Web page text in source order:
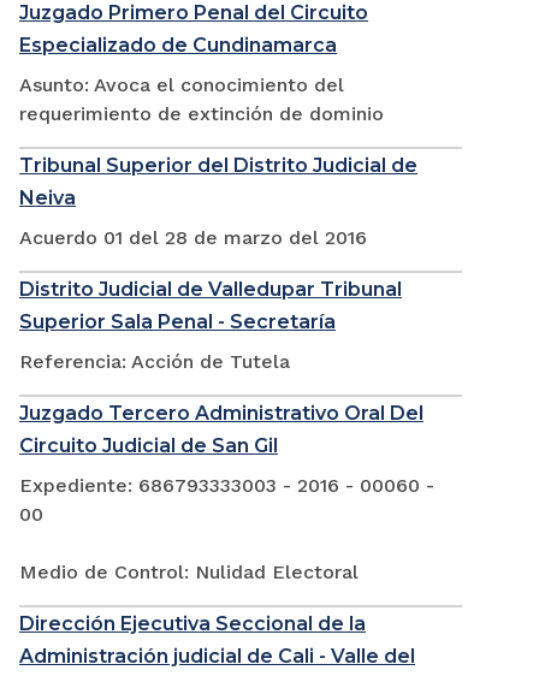
Juzgado Primero Penal del Circuito
Especializado de Cundinamarca
Asunto: Avoca el conocimiento del
requerimiento de extinción de dominio
Tribunal Superior del Distrito Judicial de
Neiva
Acuerdo 01 del 28 de marzo del 2016
Distrito Judicial de Valledupar Tribunal
Superior Sala Penal - Secretaría
Referencia: Acción de Tutela
Juzgado Tercero Administrativo Oral Del
Circuito Judicial de San Gil
Expediente: 686793333003 - 2016 - 00060 -
00
Medio de Control: Nulidad Electoral
Dirección Ejecutiva Seccional de la
Administración judicial de Cali - Valle del